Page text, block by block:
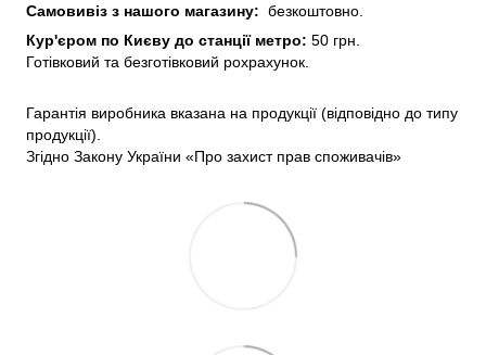
Самовивіз з нашого магазину: безкоштовно.
Кур'єром по Києву до станції метро: 50 грн.
Готівковий та безготівковий рохрахунок.
Гарантія виробника вказана на продукції (відповідно до типу
продукції).
Згідно Закону України «Про захист прав споживачів»